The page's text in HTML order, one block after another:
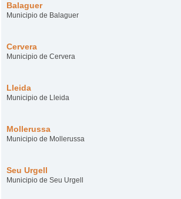
Balaguer
Municipio de Balaguer
Cervera
Municipio de Cervera
Lleida
Municipio de Lleida
Mollerussa
Municipio de Mollerussa
Seu Urgell
Municipio de Seu Urgell